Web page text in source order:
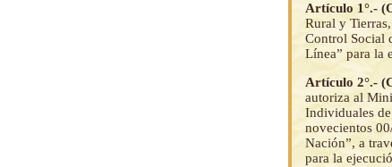
Artículo 1°.-
Rural y
Control Social
Línea” para la
Artículo 2°.-
autoriza al
Individuales
novecientos
Nación”, a
para la